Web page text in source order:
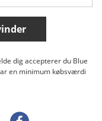
dig accepterer du Blue
en minimum købsværdi